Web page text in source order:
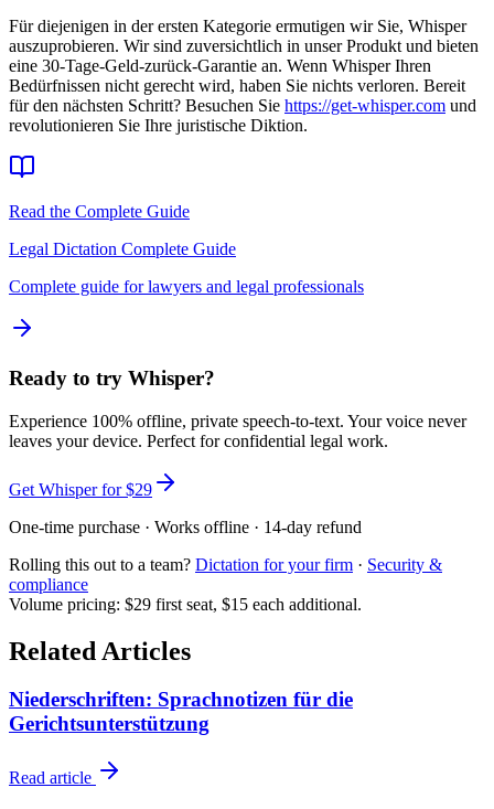
Für diejenigen in der ersten Kategorie ermutigen wir Sie, Whisper
auszuprobieren. Wir sind zuversichtlich in unser Produkt und bieten
eine 30-Tage-Geld-zurück-Garantie an. Wenn Whisper Ihren
Bedürfnissen nicht gerecht wird, haben Sie nichts verloren. Bereit
für den nächsten Schritt? Besuchen Sie https://get-whisper.com und
revolutionieren Sie Ihre juristische Diktion.
Read the Complete Guide
Legal Dictation Complete Guide
Complete guide for lawyers and legal professionals
Ready to try Whisper?
Experience 100% offline, private speech-to-text. Your voice never
leaves your device. Perfect forconfidential legal work.
Get Whisper for $29
One-time purchase · Works offline · 14-day refund
Rolling this out to a team? Dictation for your firm · Security &
compliance
Volume pricing: $29 first seat, $15 each additional.
Related Articles
Niederschriften: Sprachnotizen für die
Gerichtsunterstützung
Read article